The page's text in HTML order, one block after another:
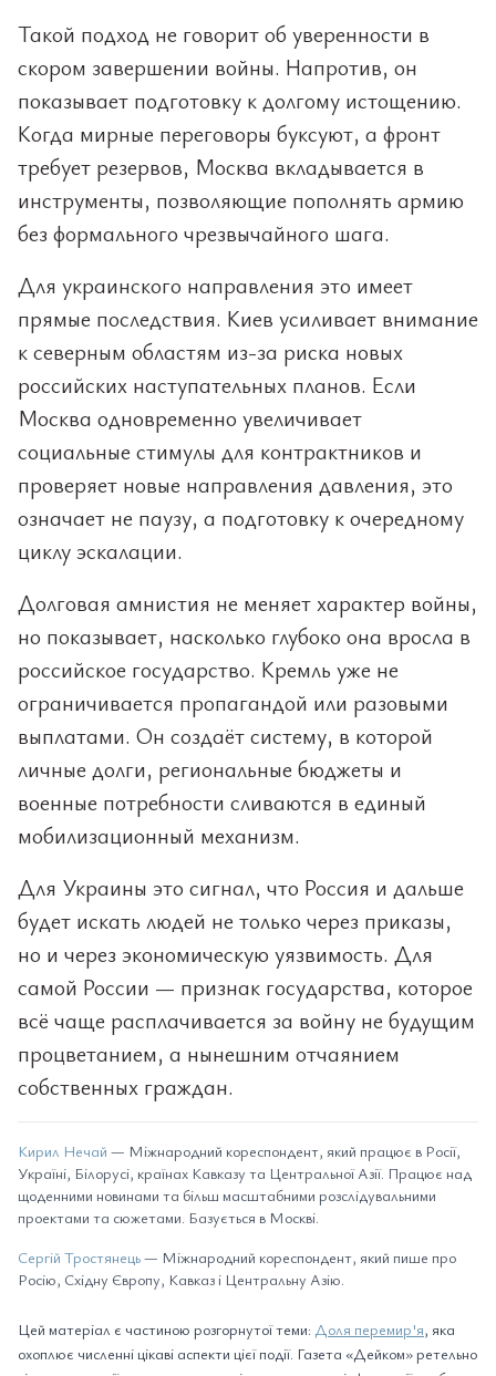
Такой подход не говорит об уверенности в
скором завершении войны. Напротив, он
показывает подготовку к долгому истощению.
Когда мирные переговоры буксуют, а фронт
требует резервов, Москва вкладывается в
инструменты, позволяющие пополнять армию
без формального чрезвычайного шага.
Для украинского направления это имеет
прямые последствия. Киев усиливает внимание
к северным областям из-за риска новых
российских наступательных планов. Если
Москва одновременно увеличивает
социальные стимулы для контрактников и
проверяет новые направления давления, это
означает не паузу, а подготовку к очередному
циклу эскалации.
Долговая амнистия не меняет характер войны,
но показывает, насколько глубоко она вросла в
российское государство. Кремль уже не
ограничивается пропагандой или разовыми
выплатами. Он создаёт систему, в которой
личные долги, региональные бюджеты и
военные потребности сливаются в единый
мобилизационный механизм.
Для Украины это сигнал, что Россия и дальше
будет искать людей не только через приказы,
но и через экономическую уязвимость. Для
самой России — признак государства, которое
всё чаще расплачивается за войну не будущим
процветанием, а нынешним отчаянием
собственных граждан.
Кирил Нечай — Міжнародний кореспондент, який працює в Росії,
Україні, Білорусі, країнах Кавказу та Центральної Азії. Працює над
щоденними новинами та більш масштабними розслідувальними
проектами та сюжетами. Базується в Москві.
Сергій Тростянець— Міжнародний кореспондент, який пише про
Росію, Східну Європу, Кавказ і Центральну Азію.
Цей матеріал є частиною розгорнутої теми: Доля перемир'я, яка
охоплює численні цікаві аспекти цієї події. Газета «Дейком» ретельно